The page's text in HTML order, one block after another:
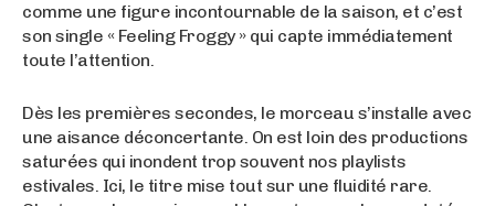
comme une figure incontournable de la saison, et c’est
son single « Feeling Froggy » qui capte immédiatement
toute l’attention.
Dès les premières secondes, le morceau s’installe avec
une aisance déconcertante. On est loin des productions
saturées qui inondent trop souvent nos playlists
estivales. Ici, le titre mise tout sur une fluidité rare.